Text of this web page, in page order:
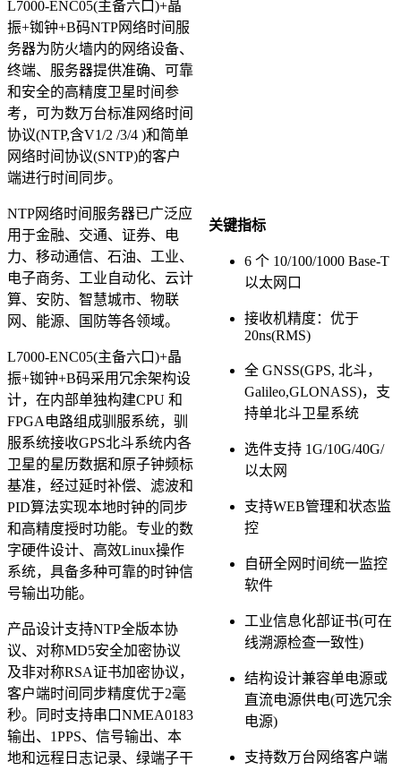
L7000-ENC05(主备六口)+晶
振+铷钟+B码NTP网络时间服
务器为防火墙内的网络设备、
终端、服务器提供准确、可靠
和安全的高精度卫星时间参
考，可为数万台标准网络时间
协议(NTP,含V1/2 /3/4 )和简单
网络时间协议(SNTP)的客户
端进行时间同步。
NTP网络时间服务器已广泛应
用于金融、交通、证券、电
力、移动通信、石油、工业、
电子商务、工业自动化、云计
算、安防、智慧城市、物联
网、能源、国防等各领域。
L7000-ENC05(主备六口)+晶
振+铷钟+B码采用冗余架构设
计，在内部单独构建CPU 和
FPGA电路组成驯服系统，驯
服系统接收GPS北斗系统内各
卫星的星历数据和原子钟频标
基准，经过延时补偿、滤波和
PID算法实现本地时钟的同步
和高精度授时功能。专业的数
字硬件设计、高效Linux操作
系统，具备多种可靠的时钟信
号输出功能。
产品设计支持NTP全版本协
议、对称MD5安全加密协议
及非对称RSA证书加密协议，
客户端时间同步精度优于2毫
秒。同时支持串口NMEA0183
输出、1PPS、信号输出、本
地和远程日志记录、绿端子干
关键指标
6 个 10/100/1000 Base-T
以太网口
接收机精度：优于
20ns(RMS)
全 GNSS(GPS, 北斗，
Galileo,GLONASS)，支
持单北斗卫星系统
选件支持 1G/10G/40G/
以太网
支持WEB管理和状态监
控
自研全网时间统一监控
软件
工业信息化部证书(可在
线溯源检查一致性)
结构设计兼容单电源或
直流电源供电(可选冗余
电源)
支持数万台网络客户端